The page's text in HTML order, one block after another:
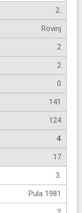
2.
Rovinj
2
2
0
141
124
4
17
3.
Pula 1981